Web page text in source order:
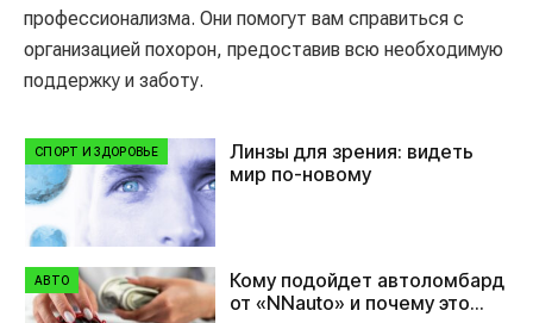
профессионализма. Они помогут вам справиться с
организацией похорон, предоставив всю необходимую
поддержку и заботу.
СПОРТ И ЗДОРОВЬЕ
Линзы для зрения: видеть
мир по-новому
АВТО
Кому подойдет автоломбард
от «NNauto» и почему это